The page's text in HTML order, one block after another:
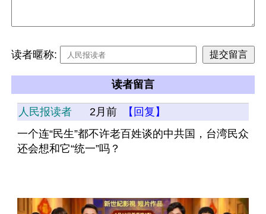
读者暱称:
读者留言
人民报读者 2月前
【回复】
一个连“民生”都不许老百姓谈的中共国，台湾民众
还会想和它“统一”吗？